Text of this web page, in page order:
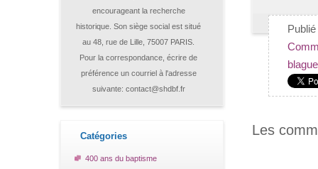
encourageant la recherche
historique. Son siège social est situé
au 48, rue de Lille, 75007 PARIS.
Pour la correspondance, écrire de
préférence un courriel à l'adresse
suivante: contact@shdbf.fr
Catégories
400 ans du baptisme
Les